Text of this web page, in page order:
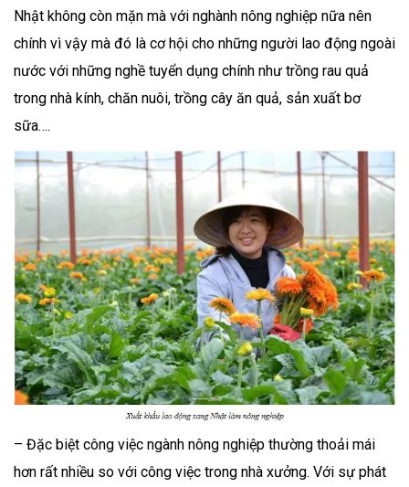
Nhật không còn mặn mà với nghành nông nghiệp nữa nên
chính vì vậy mà đó là cơ hội cho những người lao động ngoài
nước với những nghề tuyển dụng chính như trồng rau quả
trong nhà kính, chăn nuôi, trồng cây ăn quả, sản xuất bơ
sữa….
– Đặc biệt công việc ngành nông nghiệp thường thoải mái
hơn rất nhiều so với công việc trong nhà xưởng. Với sự phát